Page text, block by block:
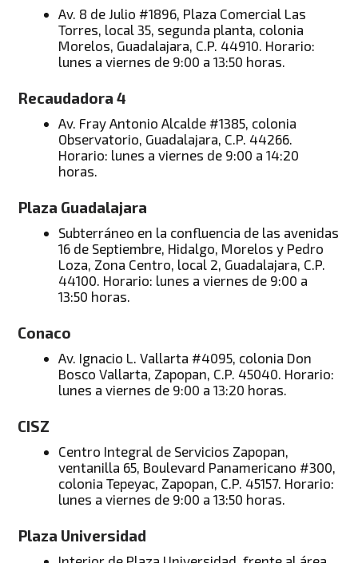
Av. 8 de Julio #1896, Plaza Comercial Las
Torres, local 35, segunda planta, colonia
Morelos, Guadalajara, C.P. 44910. Horario:
lunes a viernes de 9:00 a 13:50 horas.
Recaudadora 4
Av. Fray Antonio Alcalde #1385, colonia
Observatorio, Guadalajara, C.P. 44266.
Horario: lunes a viernes de 9:00 a 14:20
horas.
Plaza Guadalajara
Subterráneo en la confluencia de las avenidas
16 de Septiembre, Hidalgo, Morelos y Pedro
Loza, Zona Centro, local 2, Guadalajara, C.P.
44100. Horario: lunes a viernes de 9:00 a
13:50 horas.
Conaco
Av. Ignacio L. Vallarta #4095, colonia Don
Bosco Vallarta, Zapopan, C.P. 45040. Horario:
lunes a viernes de 9:00 a 13:20 horas.
CISZ
Centro Integral de Servicios Zapopan,
ventanilla 65, Boulevard Panamericano #300,
colonia Tepeyac, Zapopan, C.P. 45157. Horario:
lunes a viernes de 9:00 a 13:50 horas.
Plaza Universidad